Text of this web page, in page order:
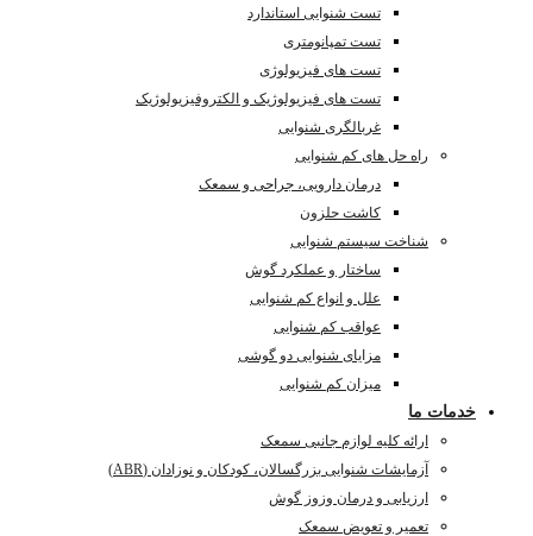
تست شنوایی استاندارد
تست تمپانومتری
تست های فیزیولوژی
تست های فیزیولوژیک و الکتروفیزیولوژیک
غربالگری شنوایی
راه حل های کم شنوایی
درمان دارویی، جراحی و سمعک
کاشت حلزون
شناخت سیستم شنوایی
ساختار و عملکرد گوش
علل و انواع کم شنوایی
عواقب کم شنوایی
مزایای شنوایی دو گوشی
میزان کم شنوایی
خدمات ما
ارائه کلیه لوازم جانبی سمعک
آزمایشات شنوایی بزرگسالان، کودکان و نوزادان (ABR)
ارزیابی و درمان وزوز گوش
تعمیر و تعویض سمعک